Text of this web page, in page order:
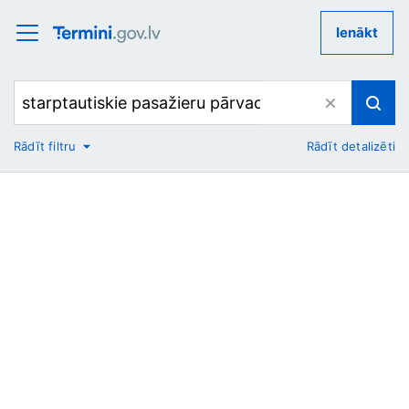
Ienākt
No
Rādīt filtru Rādīt detalizēti